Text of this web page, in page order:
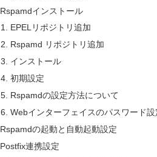
Rspamdインストール
EPELリポジトリ追加
Rspamd リポジトリ追加
インストール
初期設定
Rspamdの設定方法について
Webインターフェイスのパスワード設
Rspamdの起動と自動起動設定
Postfix連携設定